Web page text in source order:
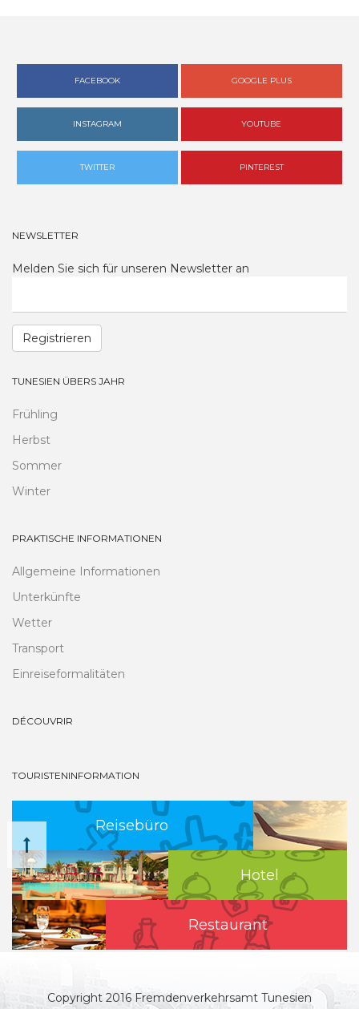
FACEBOOK GOOGLE PLUS
INSTAGRAM YOUTUBE
TWITTER PINTEREST
NEWSLETTER
Melden Sie sich für unseren Newsletter an
Registrieren
TUNESIEN ÜBERS JAHR
Frühling
Herbst
Sommer
Winter
PRAKTISCHE INFORMATIONEN
Allgemeine Informationen
Unterkünfte
Wetter
Transport
Einreiseformalitäten
DÉCOUVRIR
TOURISTENINFORMATION
Reisebüro
Hotel
Restaurant
Copyright 2016 Fremdenverkehrsamt Tunesien